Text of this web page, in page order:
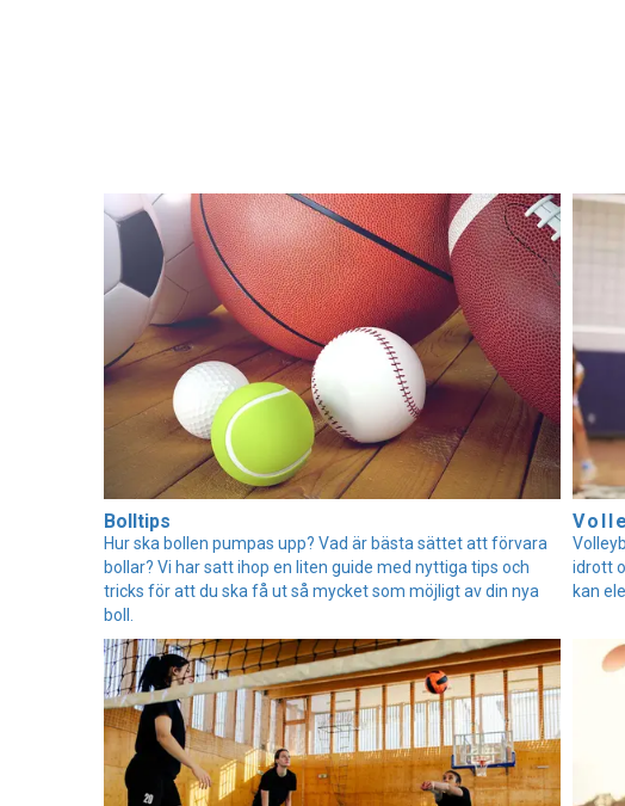
Bolltips
Hur ska bollen pumpas upp? Vad är bästa sättet att förvara
bollar? Vi har satt ihop en liten guide med nyttiga tips och
tricks för att du ska få ut så mycket som möjligt av din nya
boll.
idrott
kan